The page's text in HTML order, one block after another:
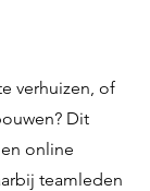
verhuizen, of
Dit
online
teamleden